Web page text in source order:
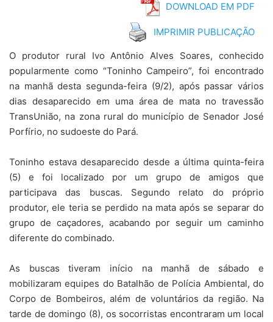
DOWNLOAD EM PDF
IMPRIMIR PUBLICAÇÃO
O produtor rural Ivo Antônio Alves Soares, conhecido
popularmente como “Toninho Campeiro”, foi encontrado
na manhã desta segunda-feira (9/2), após passar vários
dias desaparecido em uma área de mata no travessão
TransUnião, na zona rural do município de Senador José
Porfírio, no sudoeste do Pará.
Toninho estava desaparecido desde a última quinta-feira
(5) e foi localizado por um grupo de amigos que
participava das buscas. Segundo relato do próprio
produtor, ele teria se perdido na mata após se separar do
grupo de caçadores, acabando por seguir um caminho
diferente do combinado.
As buscas tiveram início na manhã de sábado e
mobilizaram equipes do Batalhão de Polícia Ambiental, do
Corpo de Bombeiros, além de voluntários da região. Na
tarde de domingo (8), os socorristas encontraram um local